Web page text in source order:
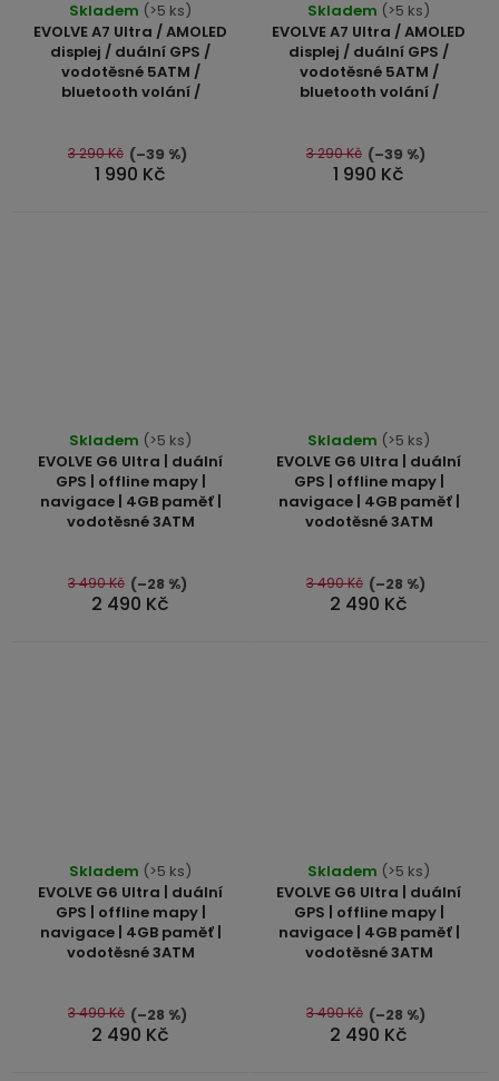
EVOLVE A7 Ultra / AMOLED
displej / duální GPS /
vodotěsné 5ATM /
bluetooth volání /
hodnocení
produktu
je
5,0
5
hvězdiček.
Skladem (>5 ks)
1 990 Kč
3 290 Kč (–39 %)
EVOLVE A7 Ultra / AMOLED
displej / duální GPS /
vodotěsné 5ATM /
bluetooth volání /
hodnocení
produktu
je
5,0
5
hvězdiček.
Skladem (>5 ks)
1 990 Kč
3 290 Kč (–39 %)
EVOLVE G6 Ultra | duální
GPS | offline mapy |
navigace | 4GB paměť |
vodotěsné 3ATM
hodnocení
produktu
je
5,0
5
hvězdiček.
Skladem (>5 ks)
2 490 Kč
3 490 Kč (–28 %)
EVOLVE G6 Ultra | duální
GPS | offline mapy |
navigace | 4GB paměť |
vodotěsné 3ATM
hodnocení
produktu
je
5,0
5
hvězdiček.
Skladem (>5 ks)
2 490 Kč
3 490 Kč (–28 %)
EVOLVE G6 Ultra | duální
GPS | offline mapy |
navigace | 4GB paměť |
vodotěsné 3ATM
Skladem (>5 ks)
2 490 Kč
3 490 Kč (–28 %)
EVOLVE G6 Ultra | duální
GPS | offline mapy |
navigace | 4GB paměť |
vodotěsné 3ATM
hodnocení
produktu
je
5,0
5
hvězdiček.
Skladem (>5 ks)
2 490 Kč
3 490 Kč (–28 %)